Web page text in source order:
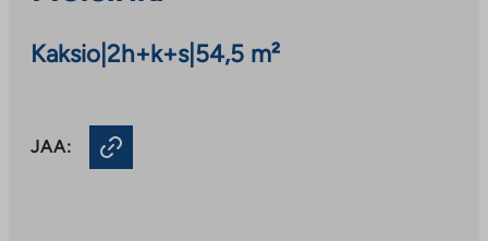
Kaksio 2h+k+s| 54,5 m²
JAA: